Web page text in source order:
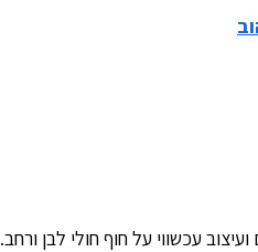
עכשווי על חוף חולי לבן ורחב.